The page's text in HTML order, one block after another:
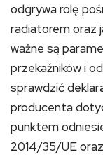
odgrywa rolę
radiatorem oraz
ważne są
przekaźników i
sprawdzić
producenta
punktem
2014/35/UE